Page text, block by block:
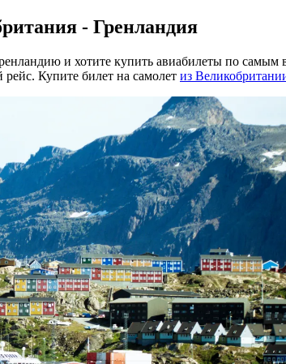
- Гренландия
и хотите купить авиабилеты по
Купите билет на самолет из